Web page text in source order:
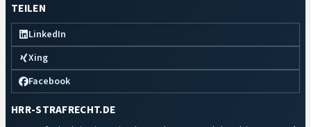
TEILEN
LinkedIn
Xing
Facebook
HRR-STRAFRECHT.DE